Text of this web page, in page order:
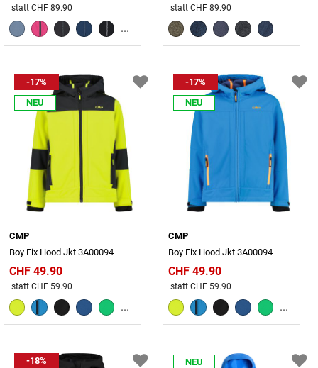
Preis reduziert von
statt CHF 89.90
...
Preis reduziert von
statt CHF 89.90
-17%
NEU
CMP
Boy Fix Hood Jkt 3A00094
CHF 49.90
Preis reduziert von
statt CHF 59.90
...
-17%
NEU
CMP
Boy Fix Hood Jkt 3A00094
CHF 49.90
Preis reduziert von
statt CHF 59.90
...
-18%
NEU